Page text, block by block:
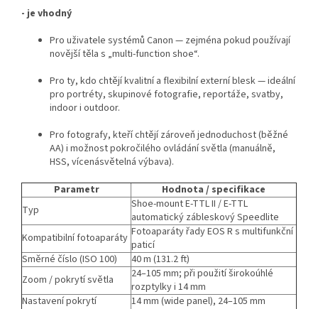
- je vhodný
Pro uživatele systémů Canon — zejména pokud používají
novější těla s „multi-function shoe“.
Pro ty, kdo chtějí kvalitní a flexibilní externí blesk — ideální
pro portréty, skupinové fotografie, reportáže, svatby,
indoor i outdoor.
Pro fotografy, kteří chtějí zároveň jednoduchost (běžné
AA) i možnost pokročilého ovládání světla (manuálně,
HSS, vícenásvětelná výbava).
Parametr
Hodnota / specifikace
Typ
Shoe-mount E-TTL II / E-TTL
automatický zábleskový Speedlite
Kompatibilní fotoaparáty Fotoaparáty řady EOS R s multifunkční
paticí
Směrné číslo (ISO 100)
40 m (131.2 ft)
Zoom / pokrytí světla
24–105 mm; při použití širokoúhlé
rozptylky i 14 mm
Nastavení pokrytí
14 mm (wide panel), 24–105 mm